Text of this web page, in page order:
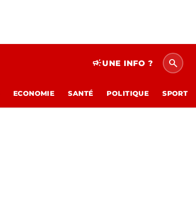
campaignUNE INFO ? search
ECONOMIE SANTÉ POLITIQUE SPORT